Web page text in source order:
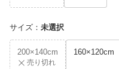
サイズ ： 未選択
200×140cm
売り切れ
160×120cm